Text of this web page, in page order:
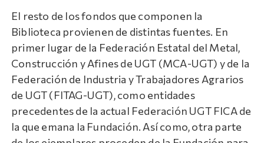
El resto de los fondos que componen la
Biblioteca provienen de distintas fuentes. En
primer lugar de la Federación Estatal del Metal,
Construcción y Afines de UGT (MCA-UGT) y de la
Federación de Industria y Trabajadores Agrarios
de UGT (FITAG-UGT), como entidades
precedentes de la actual Federación UGT FICA de
la que emana la Fundación. Así como, otra parte